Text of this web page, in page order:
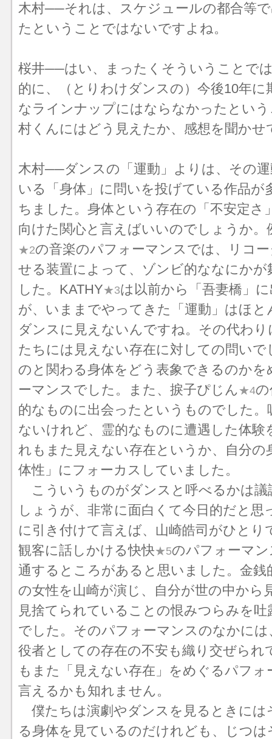
木村──それは、スケジュールの都合等
たということではないですよね。
桜井──はい、まったくそういうことで
的に、（とりわけダンスの）今後10年に
なラインナップにはならなかったとい
村くんにはどう見えたか、感想を聞かせ
木村──ダンスの「運動」よりは、その
いる「身体」に問いを投げている作品が
ちました。身体という存在の「不安定さ
向けた関心と言えばいいのでしょうか。
★2の音楽のパフォーマンスでは、リコ
せる装置によって、ゾンビ的ななにかが
した。KATHY★3は以前から「吾妻橋」
が、いままでやってきた「運動」はほと
ダンスに見えないんですね。その代わ
たちには見えない存在に対しての問いで
のと関わる身体をどう表象できるのか
ーマンスでした。また、捩子ぴじん★4
的なものに出会ったというものでした。
ないけれど、霊的なものに遭遇した体験
れもまた見えない存在というか、自分の
体性」にフォーカスしていました。
こういうものがダンスと呼べるかは議
しょうが、非常に面白くて今日的だと思
に引き付けて言えば、山崎皓司がひとり
観客に話しかける快快★5のパフォーマ
通するところがあると思いました。金銭
の女性を山崎が演じ、自分が世の中から
見捨てられていることの恨みつらみを
でした。そのパフォーマンスのなかには
役者としての存在の不安も織り交ぜられ
もまた「見えない存在」をめぐるパフ
言えるかも知れません。
僕たちは演劇やダンスを見るときには
る身体を見ているのだけれども、じつ